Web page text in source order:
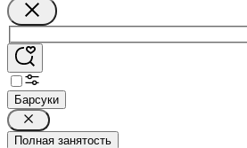
Барсуки
Полная занятость